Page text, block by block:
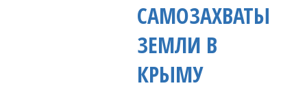
САМОЗАХВАТЫ
ЗЕМЛИ В
КРЫМУ